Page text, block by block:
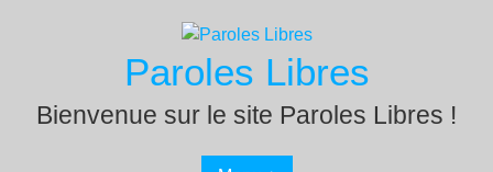
Paroles Libres
Bienvenue sur le site Paroles Libres !